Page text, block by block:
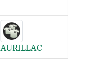
AURILLAC